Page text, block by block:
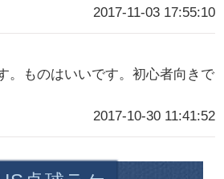
2017-11-03 17:55:10
。ものはいいです。初心者向きで
2017-10-30 11:41:52